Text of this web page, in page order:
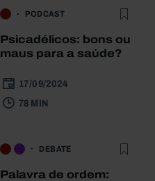
PODCAST
Psicadélicos: bons ou
maus para a saúde?
17/09/2024
78 MIN
DEBATE
Palavra de ordem: